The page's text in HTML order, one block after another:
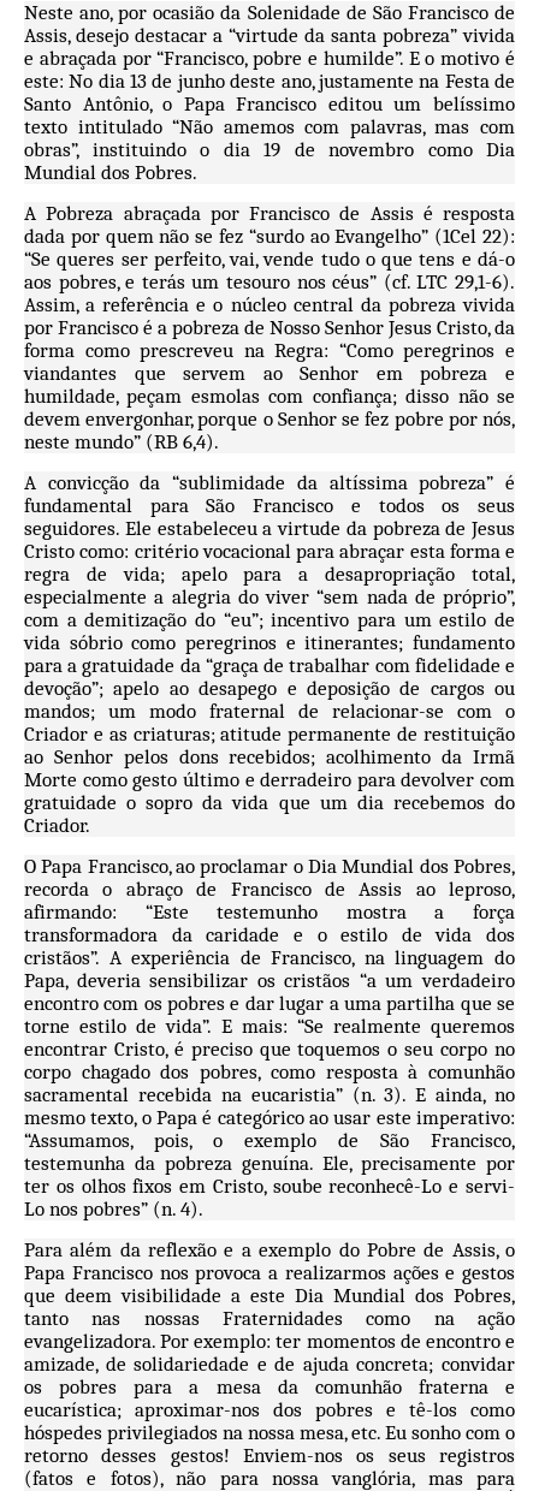
Neste ano, por ocasião da Solenidade de São Francisco de
Assis, desejo destacar a “virtude da santa pobreza” vivida
e abraçada por “Francisco, pobre e humilde”. E o motivo é
este: No dia 13 de junho deste ano, justamente na Festa de
Santo Antônio, o Papa Francisco editou um belíssimo
texto intitulado “Não amemos com palavras, mas com
obras”, instituindo o dia 19 de novembro como Dia
Mundial dos Pobres.
A Pobreza abraçada por Francisco de Assis é resposta
dada por quem não se fez “surdo ao Evangelho” (1Cel 22):
“Se queres ser perfeito, vai, vende tudo o que tens e dá-o
aos pobres, e terás um tesouro nos céus” (cf. LTC 29,1-6).
Assim, a referência e o núcleo central da pobreza vivida
por Francisco é a pobreza de Nosso Senhor Jesus Cristo, da
forma como prescreveu na Regra: “Como peregrinos e
viandantes que servem ao Senhor em pobreza e
humildade, peçam esmolas com confiança; disso não se
devem envergonhar, porque o Senhor se fez pobre por nós,
neste mundo” (RB 6,4).
A convicção da “sublimidade da altíssima pobreza” é
fundamental para São Francisco e todos os seus
seguidores. Ele estabeleceu a virtude da pobreza de Jesus
Cristo como: critério vocacional para abraçar esta forma e
regra de vida; apelo para a desapropriação total,
especialmente a alegria do viver “sem nada de próprio”,
com a demitização do “eu”; incentivo para um estilo de
vida sóbrio como peregrinos e itinerantes; fundamento
para a gratuidade da “graça de trabalhar com fidelidade e
devoção”; apelo ao desapego e deposição de cargos ou
mandos; um modo fraternal de relacionar-se com o
Criador e as criaturas; atitude permanente de restituição
ao Senhor pelos dons recebidos; acolhimento da Irmã
Morte como gesto último e derradeiro para devolver com
gratuidade o sopro da vida que um dia recebemos do
Criador.
O Papa Francisco, ao proclamar o Dia Mundial dos Pobres,
recorda o abraço de Francisco de Assis ao leproso,
afirmando: “Este testemunho mostra a força
transformadora da caridade e o estilo de vida dos
cristãos”. A experiência de Francisco, na linguagem do
Papa, deveria sensibilizar os cristãos “a um verdadeiro
encontro com os pobres e dar lugar a uma partilha que se
torne estilo de vida”. E mais: “Se realmente queremos
encontrar Cristo, é preciso que toquemos o seu corpo no
corpo chagado dos pobres, como resposta à comunhão
sacramental recebida na eucaristia” (n. 3). E ainda, no
mesmo texto, o Papa é categórico ao usar este imperativo:
“Assumamos, pois, o exemplo de São Francisco,
testemunha da pobreza genuína. Ele, precisamente por
ter os olhos fixos em Cristo, soube reconhecê-Lo e servi-
Lo nos pobres” (n. 4).
Para além da reflexão e a exemplo do Pobre de Assis, o
Papa Francisco nos provoca a realizarmos ações e gestos
que deem visibilidade a este Dia Mundial dos Pobres,
tanto nas nossas Fraternidades como na ação
evangelizadora. Por exemplo: ter momentos de encontro e
amizade, de solidariedade e de ajuda concreta; convidar
os pobres para a mesa da comunhão fraterna e
eucarística; aproximar-nos dos pobres e tê-los como
hóspedes privilegiados na nossa mesa, etc. Eu sonho com o
retorno desses gestos! Enviem-nos os seus registros
(fatos e fotos), não para nossa vanglória, mas para